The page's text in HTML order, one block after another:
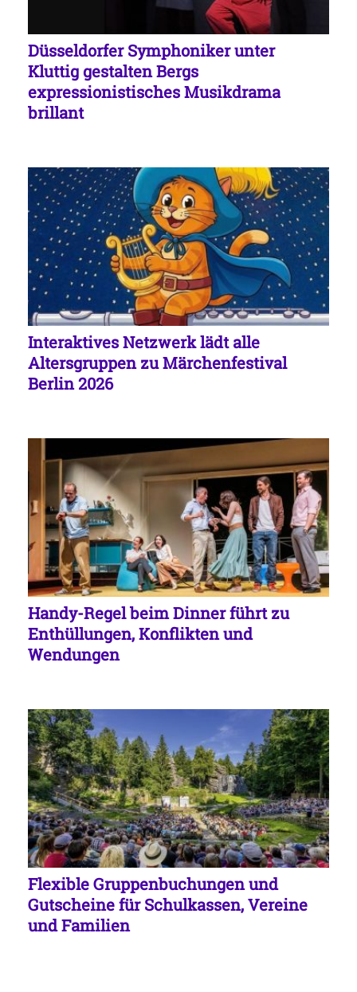
Düsseldorfer Symphoniker unter
Kluttig gestalten Bergs
expressionistisches Musikdrama
brillant
Interaktives Netzwerk lädt alle
Altersgruppen zu Märchenfestival
Berlin 2026
Handy-Regel beim Dinner führt zu
Enthüllungen, Konflikten und
Wendungen
Flexible Gruppenbuchungen und
Gutscheine für Schulkassen, Vereine
und Familien